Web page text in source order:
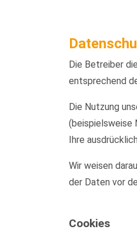
Die Betreiber
entsprechend
Die Nutzung
(beispielsweise
Ihre
Wir weisen
der Daten vor
Cookies